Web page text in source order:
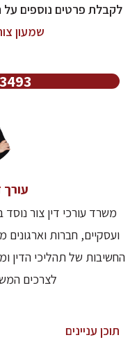
לקבלת פרטים נוספים על
שמעון
עורך
ועסקיים, חברות
החשיבות של תהליכי הדין
לצרכים
תוכן עניינים